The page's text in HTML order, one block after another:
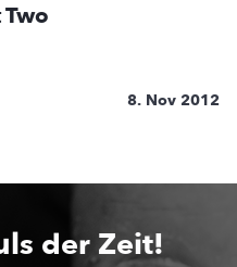
8. Nov 2012
der Zeit!